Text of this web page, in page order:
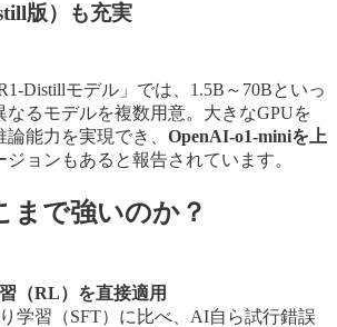
版）も充実
Distillモデル」では、1.5B～70Bといっ
なるモデルを複数用意。大きなGPUを
能力を実現でき、 OpenAI-o1-miniを上
ジョンもあると報告されています。
まで強いのか？
（RL）を直接適用
学習（SFT）に比べ、AI自ら試行錯誤